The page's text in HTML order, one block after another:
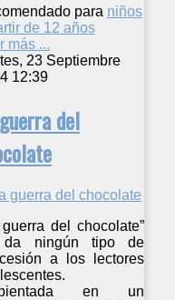
para niños
de 12 años
más ...
23 Septiembre
12:39
del
guerra del chocolate”
ningún tipo de
a los lectores
en un